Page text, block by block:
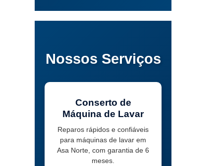
Nossos Serviços
Conserto de
Máquina de Lavar
Reparos rápidos e confiáveis
para máquinas de lavar em
Asa Norte, com garantia de 6
meses.